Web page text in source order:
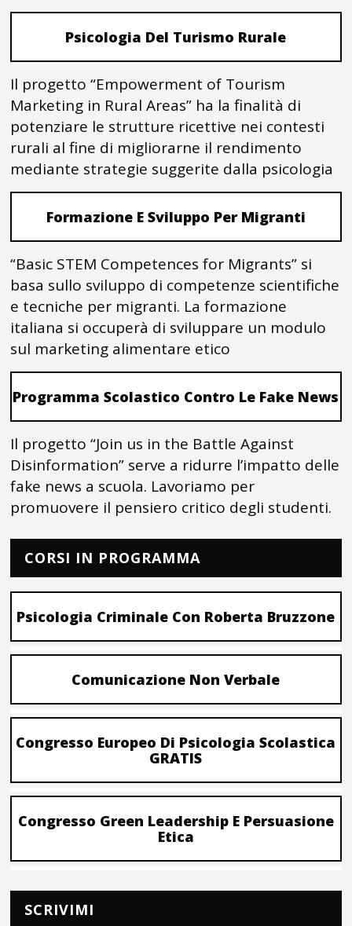
Psicologia Del Turismo Rurale
Il progetto “Empowerment of Tourism
Marketing in Rural Areas” ha la finalità di
potenziare le strutture ricettive nei contesti
rurali al fine di migliorarne il rendimento
mediante strategie suggerite dalla psicologia
Formazione E Sviluppo Per Migranti
“Basic STEM Competences for Migrants” si
basa sullo sviluppo di competenze scientifiche
e tecniche per migranti. La formazione
italiana si occuperà di sviluppare un modulo
sul marketing alimentare etico
Programma Scolastico Contro Le Fake News
Il progetto “Join us in the Battle Against
Disinformation” serve a ridurre l’impatto delle
fake news a scuola. Lavoriamo per
promuovere il pensiero critico degli studenti.
CORSI IN PROGRAMMA
Psicologia Criminale Con Roberta Bruzzone
Comunicazione Non Verbale
Congresso Europeo Di Psicologia Scolastica
GRATIS
Congresso Green Leadership E Persuasione
Etica
SCRIVIMI